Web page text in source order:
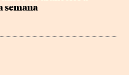
semana